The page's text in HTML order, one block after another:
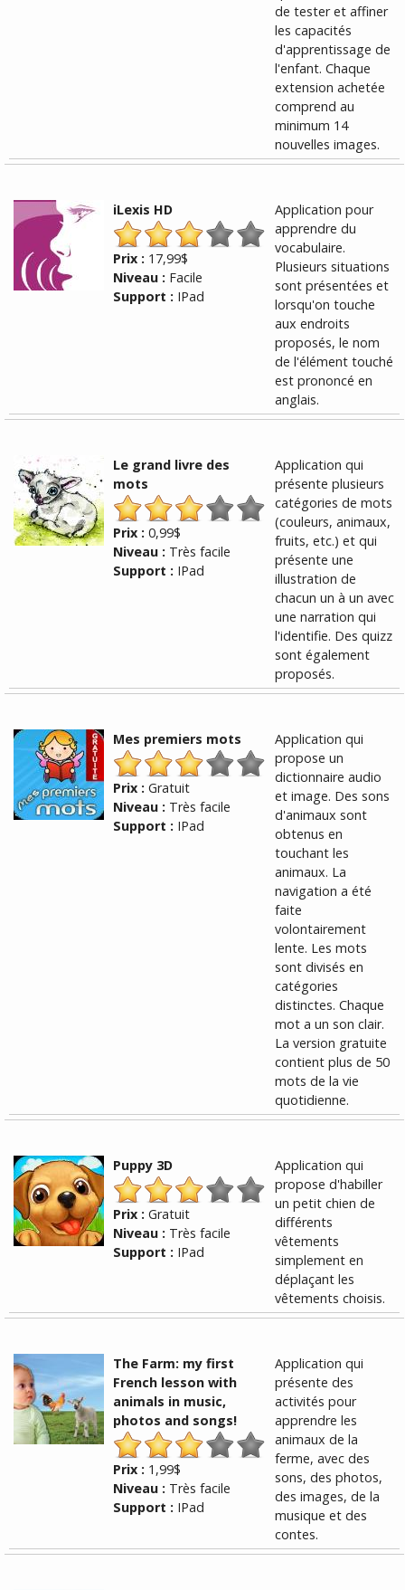
de tester et affiner
les capacités
d'apprentissage de
l'enfant. Chaque
extension achetée
comprend au
minimum 14
nouvelles images.
iLexis HD
Prix : 17,99$
Niveau : Facile
Support : IPad
Application pour
apprendre du
vocabulaire.
Plusieurs situations
sont présentées et
lorsqu'on touche
aux endroits
proposés, le nom
de l'élément touché
est prononcé en
anglais.
Le grand livre des
mots
Prix : 0,99$
Niveau : Très facile
Support : IPad
Application qui
présente plusieurs
catégories de mots
(couleurs, animaux,
fruits, etc.) et qui
présente une
illustration de
chacun un à un avec
une narration qui
l'identifie. Des quizz
sont également
proposés.
Mes premiers mots
Prix : Gratuit
Niveau : Très facile
Support : IPad
Application qui
propose un
dictionnaire audio
et image. Des sons
d'animaux sont
obtenus en
touchant les
animaux. La
navigation a été
faite
volontairement
lente. Les mots
sont divisés en
catégories
distinctes. Chaque
mot a un son clair.
La version gratuite
contient plus de 50
mots de la vie
quotidienne.
Puppy 3D
Prix : Gratuit
Niveau : Très facile
Support : IPad
Application qui
propose d'habiller
un petit chien de
différents
vêtements
simplement en
déplaçant les
vêtements choisis.
The Farm: my first
French lesson with
animals in music,
photos and songs!
Prix : 1,99$
Niveau : Très facile
Support : IPad
Application qui
présente des
activités pour
apprendre les
animaux de la
ferme, avec des
sons, des photos,
des images, de la
musique et des
contes.